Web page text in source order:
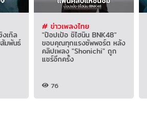
เกิล
มพันธ์
# ข่าวเพลงไทย
"ป๊อปเป้อ ชิไฮนิน BNK48"
ขอบคุณทุกแรงซัพพอร์ต หลัง
คลิปเพลง "Shonichi" ถูก
แชร์อีกครั้ง
76